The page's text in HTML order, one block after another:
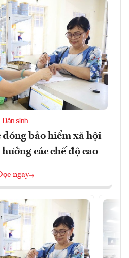
Dân sinh
bảo hiểm xã hội
các chế độ cao
ngay